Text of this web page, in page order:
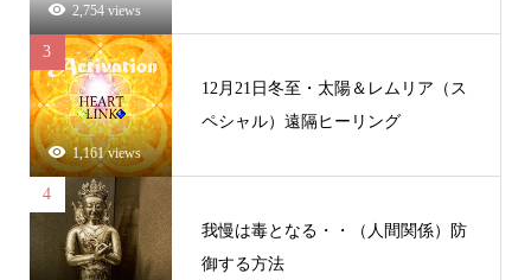
2,754 views
3
1,161 views
12月21日冬至・太陽＆レムリア（ス
ペシャル）遠隔ヒーリング
4
我慢は毒となる・・（人間関係）防
御する方法